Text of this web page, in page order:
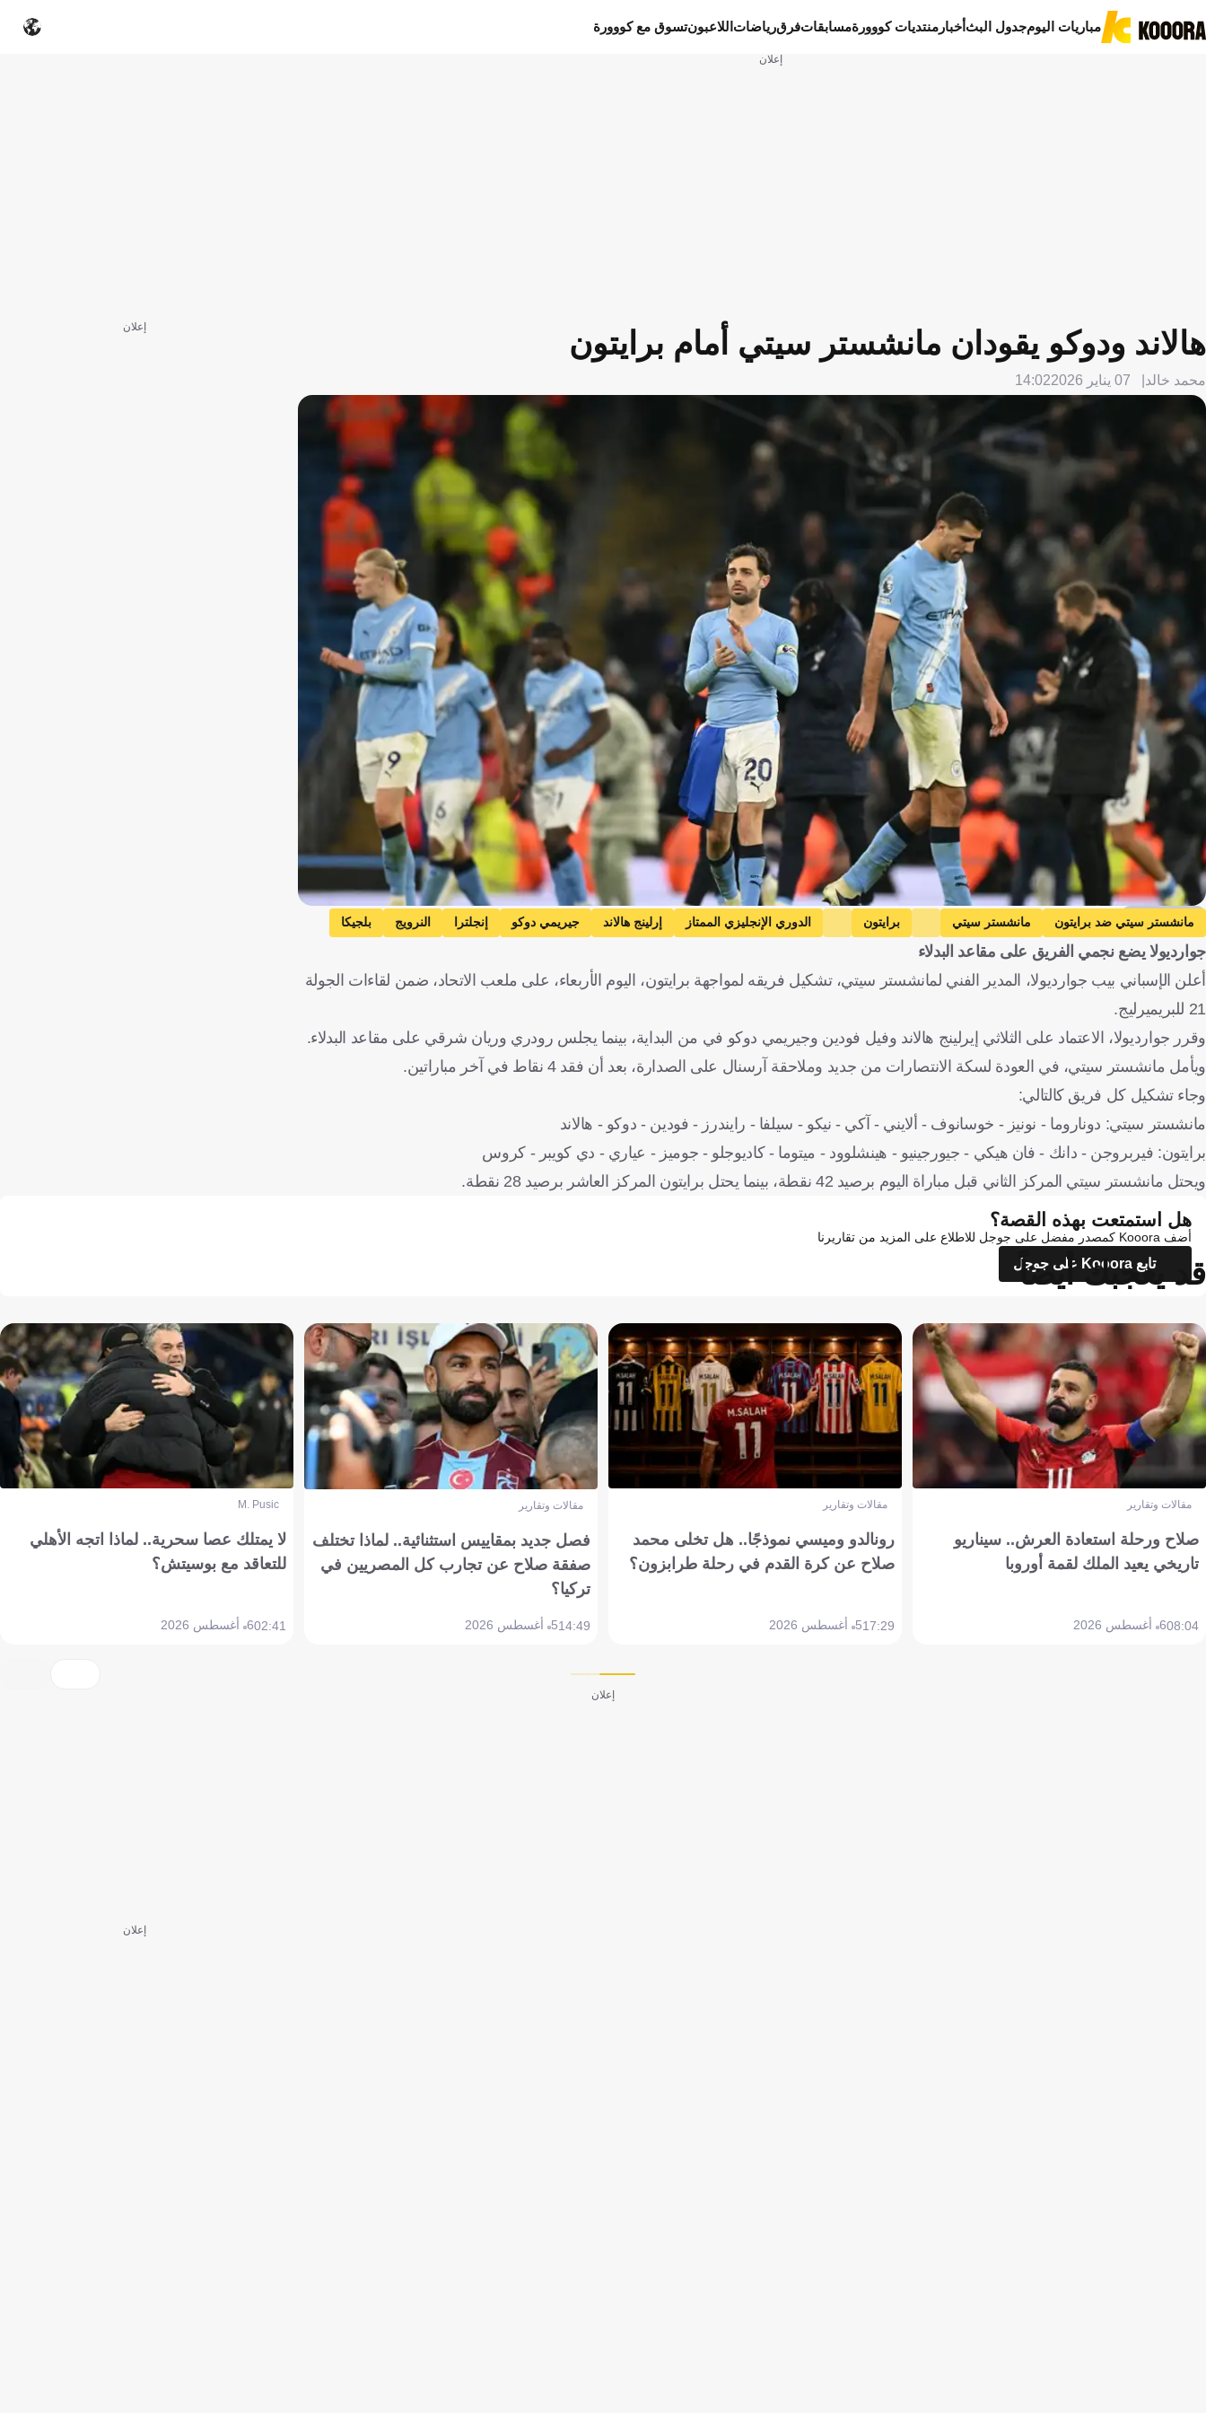
مباريات اليومجدول البثأخبار منتديات كووورةمسابقاتفرقرياضات اللاعبونتسوق مع كووورة
إعلان
هالاند ودوكو يقودان مانشستر سيتي أمام برايتون
محمد خالد 07 يناير 2026 14:02
Getty Images
مانشستر سيتي ضد برايتون مانشستر سيتي برايتون الدوري الإنجليزي الممتاز إرلينج هالاند جيريمي دوكو إنجلترا النرويج
بلجيكا
كرة قدم
جوارديولا يضع نجمي الفريق على مقاعد البدلاء
أعلن الإسباني بيب جوارديولا، المدير الفني لمانشستر سيتي، تشكيل فريقه لمواجهة برايتون، اليوم الأربعاء، على ملعب الاتحاد، ضمن لقاءات الجولة
21 للبريميرليج.
وقرر جوارديولا، الاعتماد على الثلاثي إيرلينج هالاند وفيل فودين وجيريمي دوكو في من البداية، بينما يجلس رودري وريان شرقي على مقاعد البدلاء.
ويأمل مانشستر سيتي، في العودة لسكة الانتصارات من جديد وملاحقة آرسنال على الصدارة، بعد أن فقد 4 نقاط في آخر مباراتين.
وجاء تشكيل كل فريق كالتالي:
مانشستر سيتي: دوناروما - نونيز - خوسانوف - ألايني - آكي - نيكو - سيلفا - رايندرز - فودين - دوكو - هالاند
برايتون: فيربروجن - دانك - فان هيكي - جيورجينيو - هينشلوود - ميتوما - كاديوجلو - جوميز - عياري - دي كويبر - كروس
ويحتل مانشستر سيتي المركز الثاني قبل مباراة اليوم برصيد 42 نقطة، بينما يحتل برايتون المركز العاشر برصيد 28 نقطة.
إعلان
هل استمتعت بهذه القصة؟
أضف Kooora كمصدر مفضل على جوجل للاطلاع على المزيد من تقاريرنا
تابع Kooora على جوجل
قد يعجبك أيضاً
مقالات وتقارير
صلاح ورحلة استعادة العرش.. سيناريو
تاريخي يعيد الملك لقمة أوروبا
08:046 أغسطس 2026
مقالات وتقارير
رونالدو وميسي نموذجًا.. هل تخلى محمد
صلاح عن كرة القدم في رحلة طرابزون؟
17:295 أغسطس 2026
مقالات وتقارير
فصل جديد بمقاييس استثنائية.. لماذا تختلف
صفقة صلاح عن تجارب كل المصريين في
تركيا؟
14:495 أغسطس 2026
M. Pusic
لا يمتلك عصا سحرية.. لماذا اتجه الأهلي
للتعاقد مع بوسيتش؟
02:416 أغسطس 2026
إعلان
إعلان